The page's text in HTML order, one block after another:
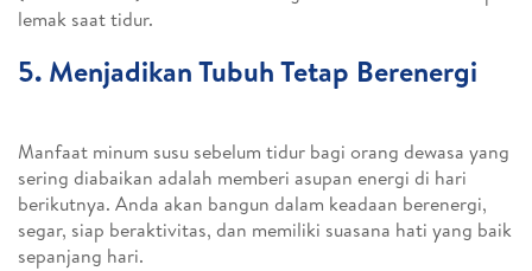
lemak saat tidur.
5. Menjadikan Tubuh Tetap Berenergi
Manfaat minum susu sebelum tidur bagi orang dewasa yang
sering diabaikan adalah memberi asupan energi di hari
berikutnya. Anda akan bangun dalam keadaan berenergi,
segar, siap beraktivitas, dan memiliki suasana hati yang baik
sepanjang hari.